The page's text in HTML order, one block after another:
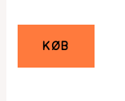
KØB